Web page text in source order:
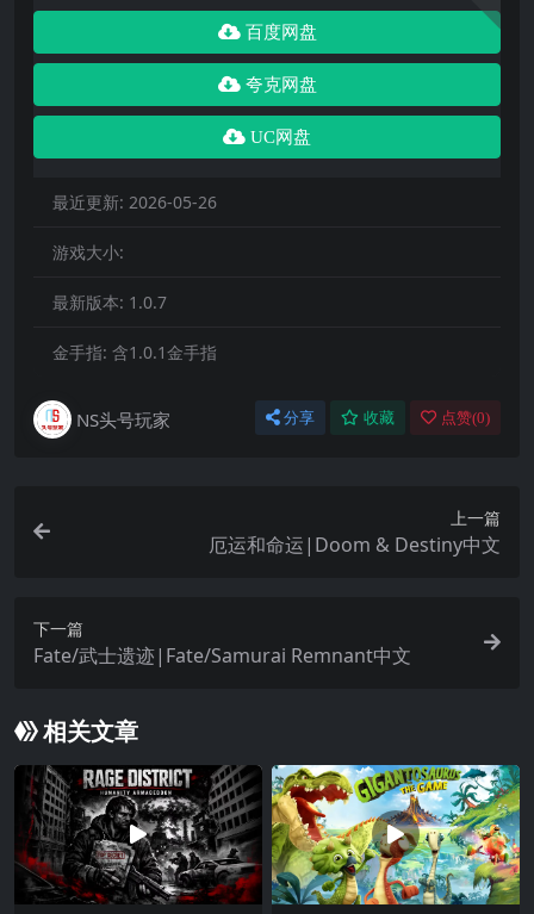
百度网盘
夸克网盘
UC网盘
最近更新: 2026-05-26
游戏大小:
最新版本: 1.0.7
金手指: 含1.0.1金手指
NS头号玩家 分享 收藏 点赞(0)
上一篇
厄运和命运|Doom & Destiny中文
下一篇
Fate/武士遗迹|Fate/Samurai Remnant中文
相关文章